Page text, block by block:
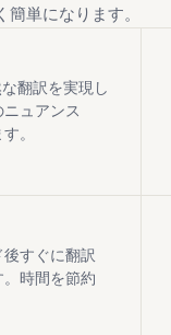
単になります。
翻訳を実現し
ュアンス
。
すぐに翻訳
時間を節約